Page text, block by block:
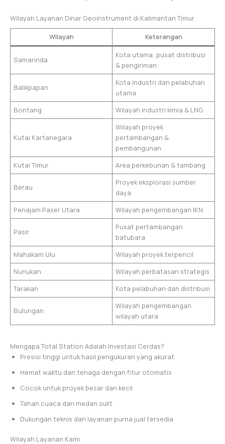
Wilayah Layanan Dinar Geoinstrument di Kalimantan Timur
Wilayah Keterangan
Samarinda
Kota utama, pusat distribusi
& pengiriman
Balikpapan
Kota industri dan pelabuhan
utama
Bontang
Wilayah industri kimia & LNG
Kutai Kartanegara
Wilayah proyek
pertambangan &
pembangunan
Kutai Timur
Area perkebunan & tambang
Berau
Proyek eksplorasi sumber
daya
Penajam Paser Utara
Wilayah pengembangan IKN
Pasir
Pusat pertambangan
batubara
Mahakam Ulu
Wilayah proyek terpencil
Nunukan
Wilayah perbatasan strategis
Tarakan
Kota pelabuhan dan distribusi
Bulungan
Wilayah pengembangan
wilayah utara
Mengapa Total Station Adalah Investasi Cerdas?
Presisi tinggi untuk hasil pengukuran yang akurat
Hemat waktu dan tenaga dengan fitur otomatis
Cocok untuk proyek besar dan kecil
Tahan cuaca dan medan sulit
Dukungan teknis dan layanan purna jual tersedia
Wilayah Layanan Kami